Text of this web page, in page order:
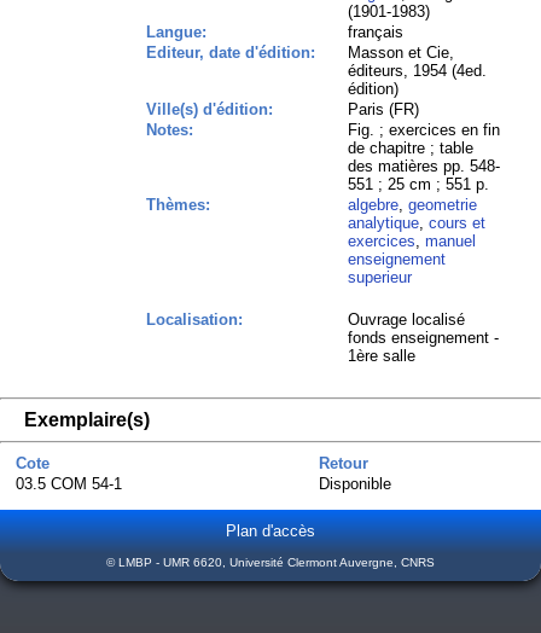
(1901-1983)
Langue:
français
Editeur, date d'édition:
Masson et Cie,
éditeurs, 1954 (4ed.
édition)
Ville(s) d'édition:
Paris (FR)
Notes:
Fig. ; exercices en fin
de chapitre ; table
des matières pp. 548-
551 ; 25 cm ; 551 p.
Thèmes:
algebre,geometrie
analytique,cours et
exercices,manuel
enseignement
superieur
Localisation:
Ouvrage localisé
fonds enseignement -
1ère salle
Exemplaire(s)
Cote
Retour
03.5 COM 54-1
Disponible
Plan d'accès
© LMBP - UMR 6620, Université Clermont Auvergne, CNRS